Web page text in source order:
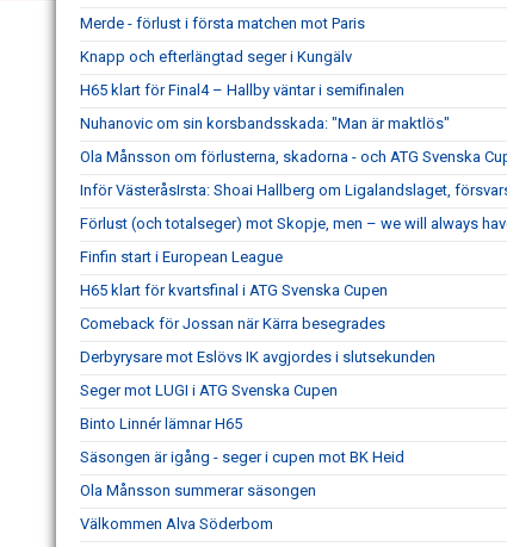
Merde - förlust i första matchen mot Paris
Knapp och efterlängtad seger i Kungälv
H65 klart för Final4 – Hallby väntar i semifinalen
Nuhanovic om sin korsbandsskada: "Man är maktlös"
Ola Månsson om förlusterna, skadorna - och ATG Svenska
Inför VästeråsIrsta: Shoai Hallberg om Ligalandslaget,
Förlust (och totalseger) mot Skopje, men – we will always
Finfin start i European League
H65 klart för kvartsfinal i ATG Svenska Cupen
Comeback för Jossan när Kärra besegrades
Derbyrysare mot Eslövs IK avgjordes i slutsekunden
Seger mot LUGI i ATG Svenska Cupen
Binto Linnér lämnar H65
Säsongen är igång - seger i cupen mot BK Heid
Ola Månsson summerar säsongen
Välkommen Alva Söderbom